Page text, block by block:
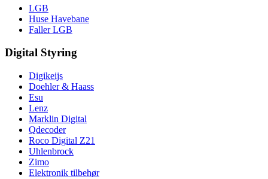
LGB
Huse Havebane
Faller LGB
Digital Styring
Digikeijs
Doehler & Haass
Esu
Lenz
Marklin Digital
Qdecoder
Roco Digital Z21
Uhlenbrock
Zimo
Elektronik tilbehør